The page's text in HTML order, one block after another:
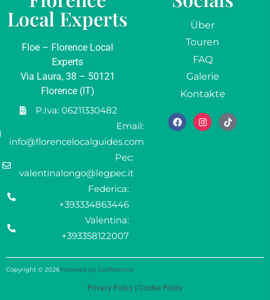
Local Experts
Floe – Florence Local
Experts
Via Laura, 38 – 50121
Florence (IT)
P.Iva: 06211330482
Email:
info@florencelocalguides.com
Pec:
valentinalongo@legpec.it
Federica:
+393334863446
Valentina:
+393358122007
Über
Touren
FAQ
Galerie
Kontakte
Copyright © 2026Powered by Dotflorence
Privacy Policy Cookie Policy